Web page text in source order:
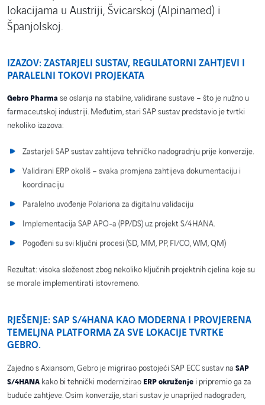
lokacijama u Austriji, Švicarskoj (Alpinamed) i
Španjolskoj.
IZAZOV: ZASTARJELI SUSTAV, REGULATORNI ZAHTJEVI I
PARALELNI TOKOVI PROJEKATA
Gebro Pharmase oslanja na stabilne, validirane sustave – što je nužno u
farmaceutskoj industriji. Međutim, stari SAP sustav predstavio je tvrtki
nekoliko izazova:
Zastarjeli SAP sustav zahtijeva tehničko nadogradnju prije konverzije.
Validirani ERP okoliš – svaka promjena zahtijeva dokumentaciju i
koordinaciju
Paralelno uvođenje Polariona za digitalnu validaciju
Implementacija SAP APO-a (PP/DS) uz projekt S/4HANA.
Pogođeni su svi ključni procesi (SD, MM, PP, FI/CO, WM, QM)
Rezultat: visoka složenost zbog nekoliko ključnih projektnih cjelina koje su
se morale implementirati istovremeno.
RJEŠENJE: SAP S/4HANA KAO MODERNA I PROVJERENA
TEMELJNA PLATFORMA ZA SVE LOKACIJE TVRTKE
GEBRO.
Zajedno s Axiansom, Gebro je migrirao postojeći SAP ECC sustav na SAP
S/4HANA kako bi tehnički modernizirao ERP okruženje i pripremio ga za
buduće zahtjeve. Osim konverzije, stari sustav je unaprijed nadograđen,